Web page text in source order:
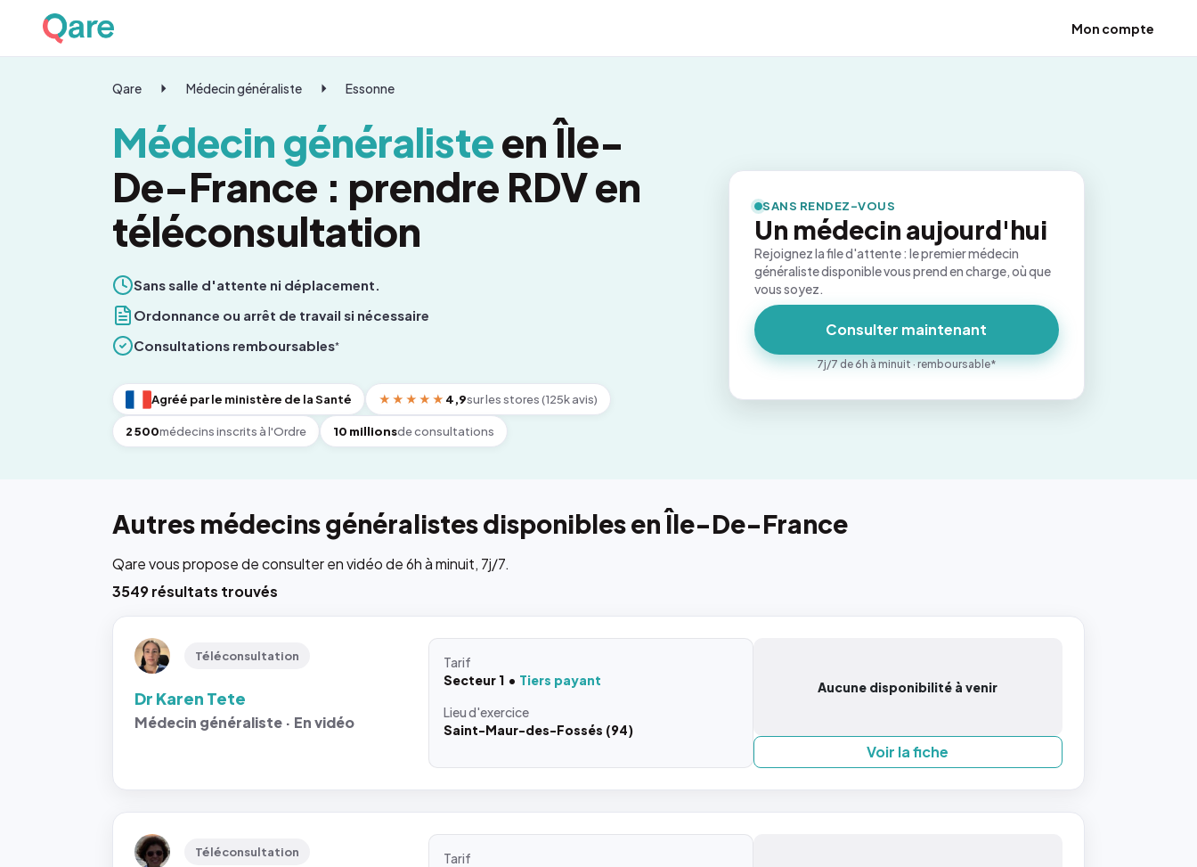
Mon compte
Qare Médecin généraliste Essonne
Médecin généralisteen Île-
De-France : prendre RDV en
téléconsultation
Sans salle d'attente ni déplacement.
Ordonnance ou arrêt de travail si nécessaire
Consultations remboursables*
Agréé par le ministère de la Santé ★★★★★ 4,9sur les stores (125k avis)
2 500médecins inscrits à l'Ordre 10 millionsde consultations
SANS RENDEZ-VOUS
Un médecin aujourd'hui
Rejoignez la file d'attente : le premier médecin
généraliste disponible vous prend en charge, où que
vous soyez.
Consulter maintenant
7j/7 de 6h à minuit · remboursable*
Autres médecins généralistes disponibles en Île-De-France
Qare vous propose de consulter en vidéo de 6h à minuit, 7j/7.
3549 résultats trouvés
Téléconsultation
Dr Karen Tete
Médecin généraliste · En vidéo
Tarif
Secteur 1
Tiers payant
Lieud'exercice
Saint-Maur-des-Fossés (94)
Aucune disponibilité à venir
Voir la fiche
Téléconsultation
Tarif